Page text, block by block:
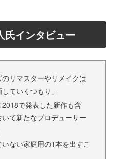
氏インタビュー
のリマスターやリメイクは
ていくつもり」
2018で発表した新作も含
て新たなプロデューサー
ない家庭用の1本を出すこ